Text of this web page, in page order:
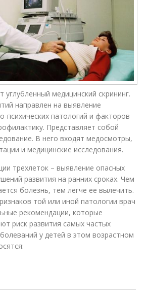
углубленный медицинский скрининг.
направлен на выявление
психических патологий и факторов
Представляет собой
В него входят медосмотры,
и медицинские исследования.
трехлеток – выявление опасных
развития на ранних сроках. Чем
болезнь, тем легче ее вылечить.
той или иной патологии врач
рекомендации, которые
риск развития самых частых
у детей в этом возрастном